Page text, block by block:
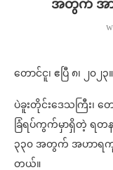
အတွက် အ
တောင်ငူ၊ ဧပြီ ၈၊ ၂၀၂၃။
ပဲခူးတိုင်းဒေသကြီး၊ တ
ခြံရပ်ကွက်မှာရှိတဲ့ ရတ
၃၃၀ အတွက် အဟာရ
တယ်။